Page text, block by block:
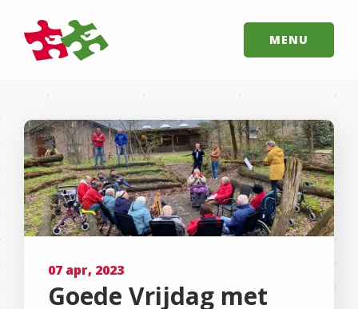
MENU
07 apr, 2023
Goede Vrijdag met